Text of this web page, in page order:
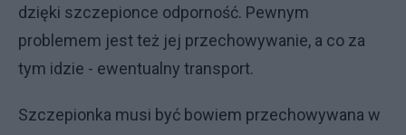
dzięki szczepionce odporność. Pewnym
problemem jest też jej przechowywanie, a co za
tym idzie - ewentualny transport.
Szczepionka musi być bowiem przechowywana w